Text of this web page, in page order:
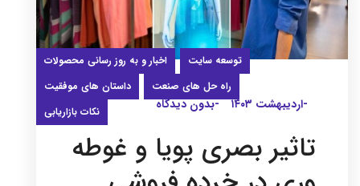
اخبار و به روز رسانی محصولات
توسعه سایت
داستان های موفقیت
راه حل های صنعت
نکات بازاریابی
-اردیبهشت ۱۴۰۳ -بدون دیدگاه
تاثیر بصری پویا و غوطه